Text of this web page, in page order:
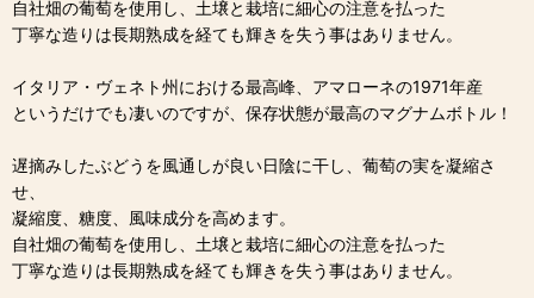
自社畑の葡萄を使用し、土壌と栽培に細心の注意を払った
丁寧な造りは長期熟成を経ても輝きを失う事はありません。
イタリア・ヴェネト州における最高峰、アマローネの1971年産
というだけでも凄いのですが、保存状態が最高のマグナムボトル！
遅摘みしたぶどうを風通しが良い日陰に干し、葡萄の実を凝縮さ
せ、
凝縮度、糖度、風味成分を高めます。
自社畑の葡萄を使用し、土壌と栽培に細心の注意を払った
丁寧な造りは長期熟成を経ても輝きを失う事はありません。